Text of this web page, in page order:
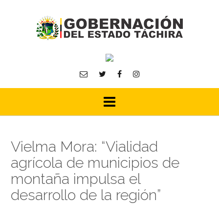
Vielma Mora: “Vialidad
agrícola de municipios de
montaña impulsa el
desarrollo de la región”